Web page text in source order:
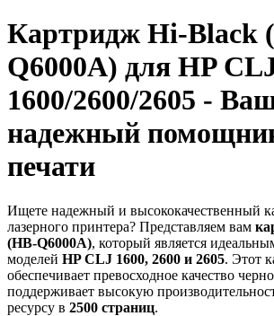
Картридж Hi-Black
Q6000A) для HP
1600/2600/2605 -
надежный
печати
Ищете надежный и высококачественный
лазерного принтера? Представляем вам
(HB-Q6000A), который является
моделей HP CLJ 1600, 2600 и 2605. Этот
обеспечивает превосходное качество
поддерживает высокую
ресурсу в 2500 страниц.